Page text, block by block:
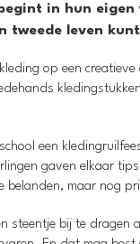
in hun
tweede leven
op een
een
gaven elkaar
maar nog
steentje bij te dragen